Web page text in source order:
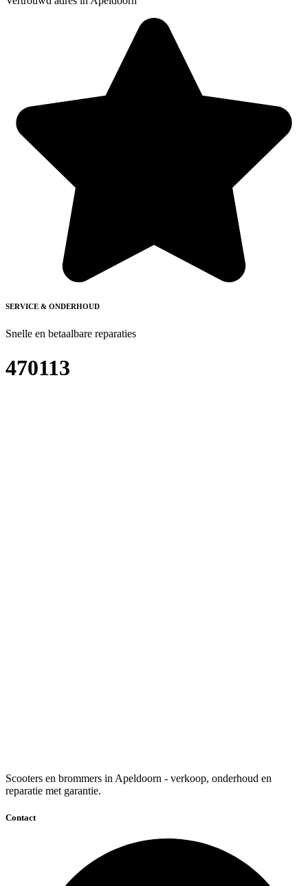
SERVICE & ONDERHOUD
Snelle en betaalbare reparaties
470113
Scooters en brommers in Apeldoorn - verkoop, onderhoud en
reparatie met garantie.
Contact